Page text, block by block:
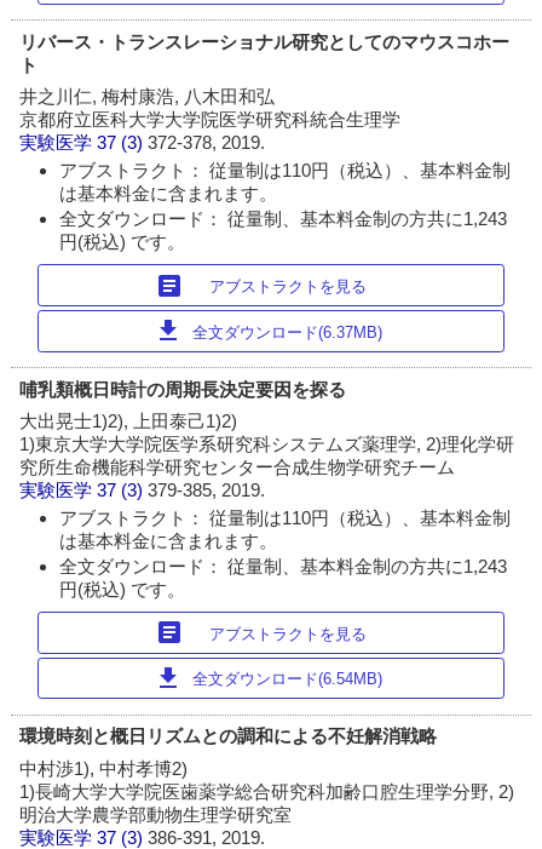
リバース・トランスレーショナル研究としてのマウスコホー
ト
井之川仁, 梅村康浩, 八木田和弘
京都府立医科大学大学院医学研究科統合生理学
実験医学 37 (3)372-378, 2019.
アブストラクト： 従量制は110円（税込）、基本料金制
は基本料金に含まれます。
全文ダウンロード： 従量制、基本料金制の方共に1,243
円(税込) です。
article アブストラクトを見る
download 全文ダウンロード(6.37MB)
哺乳類概日時計の周期長決定要因を探る
大出晃士1)2), 上田泰己1)2)
1)東京大学大学院医学系研究科システムズ薬理学, 2)理化学研
究所生命機能科学研究センター合成生物学研究チーム
実験医学 37 (3)379-385, 2019.
アブストラクト： 従量制は110円（税込）、基本料金制
は基本料金に含まれます。
全文ダウンロード： 従量制、基本料金制の方共に1,243
円(税込) です。
article アブストラクトを見る
download 全文ダウンロード(6.54MB)
環境時刻と概日リズムとの調和による不妊解消戦略
中村渉1), 中村孝博2)
1)長崎大学大学院医歯薬学総合研究科加齢口腔生理学分野, 2)
明治大学農学部動物生理学研究室
実験医学 37 (3)386-391, 2019.